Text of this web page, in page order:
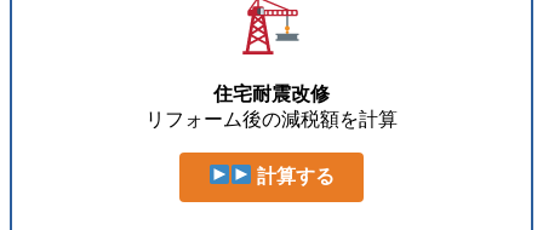
住宅耐震改修
リフォーム後の減税額を計算
計算する